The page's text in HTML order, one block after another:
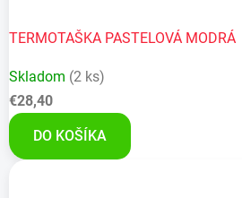
TERMOTAŠKA PASTELOVÁ MODRÁ
Skladom (2 ks)
€28,40
DO KOŠÍKA